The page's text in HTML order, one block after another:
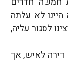
היינו לא עלתה
לסגור עליה,
דירה לאיש, אך